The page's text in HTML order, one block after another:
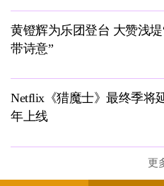
黄镫辉为乐团登台 大赞浅堤
带诗意”
Netflix《猎魔士》最终季将
年上线
更